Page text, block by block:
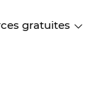
gratuites